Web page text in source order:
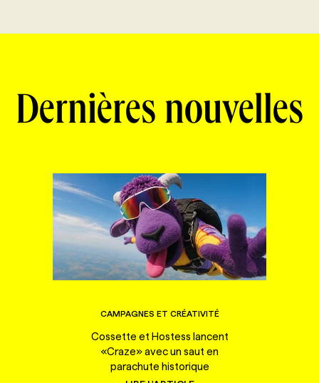
Dernières nouvelles
CAMPAGNES ET CRÉATIVITÉ
Cossette et Hostess lancent
«Craze» avec un saut en
parachute historique